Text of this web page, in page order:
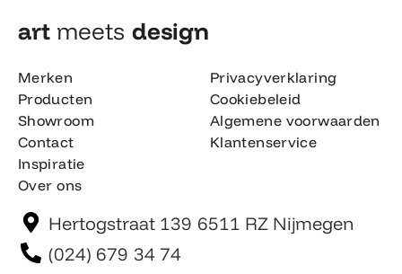
art meets design​
Merken
Producten
Showroom
Contact
Inspiratie
Over ons
Privacyverklaring
Cookiebeleid
Algemene voorwaarden
Klantenservice
Hertogstraat 139 6511 RZ Nijmegen
(024) 679 34 74